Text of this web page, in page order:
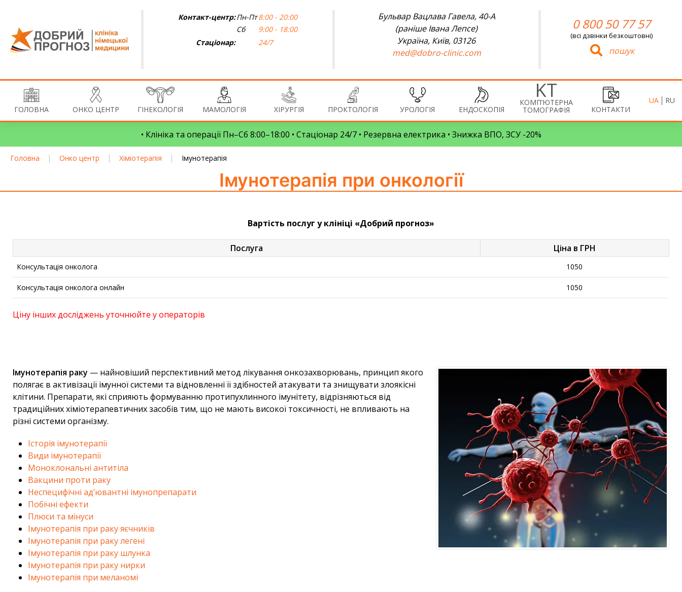
Контакт-центр:Пн-Пт
Сб
8:00 - 20:00
9:00 - 18:00
Стаціонар:
24/7
Бульвар Вацлава Гавела, 40-А
(раніше Івана Лепсе)
Україна, Київ, 03126
med@dobro-clinic.com
0 800 50 77 57
(всі дзвінки безкоштовні)
пошук
ГОЛОВНА ОНКО ЦЕНТР ГІНЕКОЛОГІЯ МАМОЛОГІЯ ХІРУРГІЯ ПРОКТОЛОГІЯ УРОЛОГІЯ ЕНДОСКОПІЯ
КОМП’ЮТЕРНА
ТОМОГРАФІЯ КОНТАКТИ
UA RU
• Клініка та операції Пн–Сб 8:00–18:00 • Стаціонар 24/7 • Резервна електрика • Знижка ВПО, ЗСУ -20%
Головна | Онко центр | Хіміотерапія | Імунотерапія
Імунотерапія при онкології
Вартість послуг у клініці «Добрий прогноз»
Послуга Ціна в ГРН
Консультація онколога 1050
Консультація онколога онлайн 1050
Ціну інших досліджень уточнюйте у операторів
Імунотерапія раку — найновіший перспективний метод лікування онкозахворювань, принцип якого
полягає в активізації імунної системи та відновленні її здібностей атакувати та знищувати злоякісні
клітини. Препарати, які сприяють формуванню протипухлинного імунітету, відрізняються від
традиційних хіміотерапевтичних засобів тим, що не мають високої токсичності, не впливають на
різні системи організму.
Історія імунотерапії
Види імунотерапії
Моноклональні антитіла
Вакцини проти раку
Неспецифічні ад’ювантні імунопрепарати
Побічні ефекти
Плюси та мінуси
Імунотерапія при раку яєчників
Імунотерапія при раку легені
Імунотерапія при раку шлунка
Імунотерапія при раку нирки
Імунотерапія при меланомі